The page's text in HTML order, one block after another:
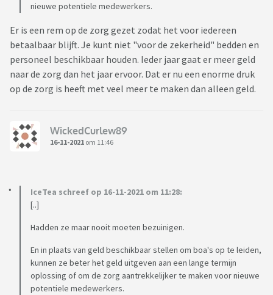
nieuwe potentiele medewerkers.
Er is een rem op de zorg gezet zodat het voor iedereen
betaalbaar blijft. Je kunt niet "voor de zekerheid" bedden en
personeel beschikbaar houden. Ieder jaar gaat er meer geld
naar de zorg dan het jaar ervoor. Dat er nu een enorme druk
op de zorg is heeft met veel meer te maken dan alleen geld.
WickedCurlew89
16-11-2021 om 11:46
IceTea schreef op 16-11-2021 om 11:28:
[..]
Hadden ze maar nooit moeten bezuinigen.
En in plaats van geld beschikbaar stellen om boa's op te leiden,
kunnen ze beter het geld uitgeven aan een lange termijn
oplossing of om de zorg aantrekkelijker te maken voor nieuwe
potentiele medewerkers.